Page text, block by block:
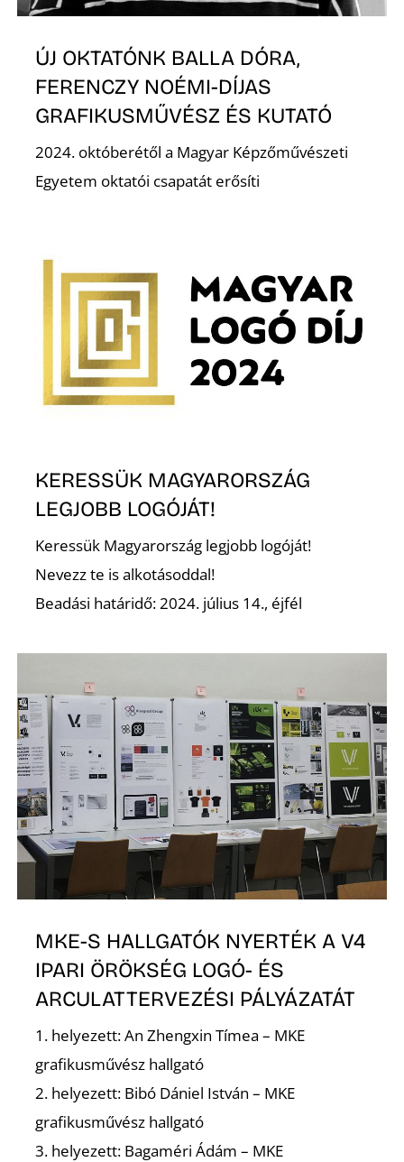
ÚJ OKTATÓNK BALLA DÓRA,
FERENCZY NOÉMI-DÍJAS
GRAFIKUSMŰVÉSZ ÉS KUTATÓ
2024. októberétől a Magyar Képzőművészeti
Egyetem oktatói csapatát erősíti
KERESSÜK MAGYARORSZÁG
LEGJOBB LOGÓJÁT!
Keressük Magyarország legjobb logóját!
Nevezz te is alkotásoddal!
Beadási határidő: 2024. július 14., éjfél
MKE-S HALLGATÓK NYERTÉK A V4
IPARI ÖRÖKSÉG LOGÓ- ÉS
ARCULATTERVEZÉSI PÁLYÁZATÁT
1. helyezett: An Zhengxin Tímea – MKE
grafikusművész hallgató
2. helyezett: Bibó Dániel István – MKE
grafikusművész hallgató
3. helyezett: Bagaméri Ádám – MKE